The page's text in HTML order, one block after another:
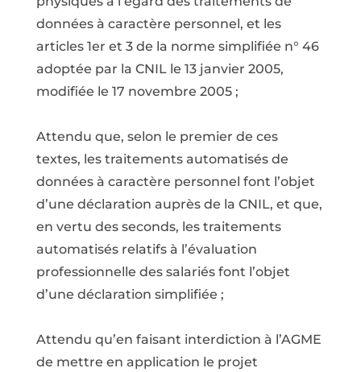
données à caractère personnel, et les
articles 1er et 3 de la norme simplifiée n° 46
adoptée par la CNIL le 13 janvier 2005,
modifiée le 17 novembre 2005 ;
Attendu que, selon le premier de ces
textes, les traitements automatisés de
données à caractère personnel font l’objet
d’une déclaration auprès de la CNIL, et que,
en vertu des seconds, les traitements
automatisés relatifs à l’évaluation
professionnelle des salariés font l’objet
d’une déclaration simplifiée ;
Attendu qu’en faisant interdiction à l’AGME
de mettre en application le projet